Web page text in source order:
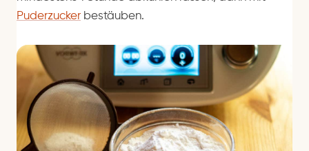
Puderzucker bestäuben.